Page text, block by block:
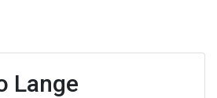
Lange